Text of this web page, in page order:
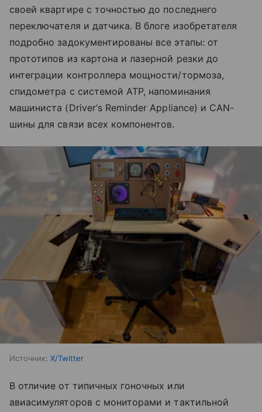
своей квартире с точностью до последнего
переключателя и датчика. В блоге изобретателя
подробно задокументированы все этапы: от
прототипов из картона и лазерной резки до
интеграции контроллера мощности/тормоза,
спидометра с системой ATP, напоминания
машиниста (Driver‘s Reminder Appliance) и CAN-
шины для связи всех компонентов.
Источник: X/Twitter
В отличие от типичных гоночных или
авиасимуляторов с мониторами и тактильной